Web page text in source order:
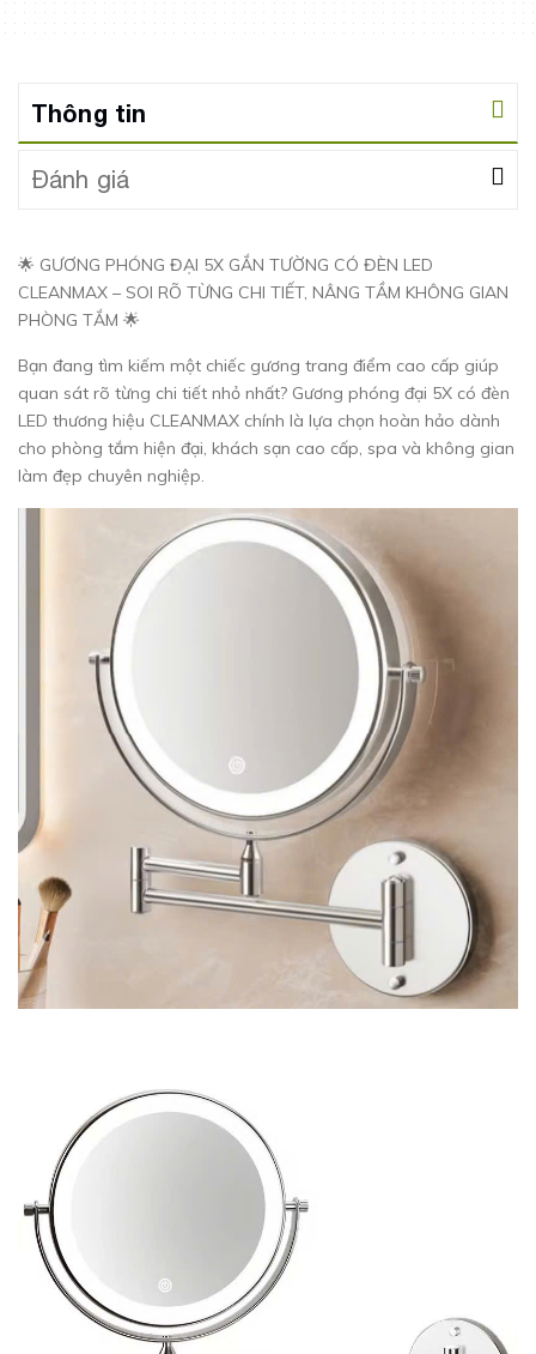
CÔNG TẮC CẢM ỨNG -
CU256
Thông tin
Đánh giá
🌟 GƯƠNG PHÓNG ĐẠI 5X GẮN TƯỜNG CÓ ĐÈN LED
CLEANMAX – SOI RÕ TỪNG CHI TIẾT, NÂNG TẦM KHÔNG GIAN
PHÒNG TẮM 🌟
Bạn đang tìm kiếm một chiếc gương trang điểm cao cấp giúp
quan sát rõ từng chi tiết nhỏ nhất? Gương phóng đại 5X có đèn
LED thương hiệu CLEANMAX chính là lựa chọn hoàn hảo dành
cho phòng tắm hiện đại, khách sạn cao cấp, spa và không gian
làm đẹp chuyên nghiệp.